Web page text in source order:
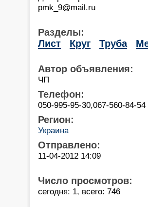
pmk_9@mail.ru
Разделы:
Лист
Круг Труба
Автор объявления:
ЧП
Телефон:
050-995-95-30,067-560-84-54
Регион:
Украина
Отправлено:
11-04-2012 14:09
Число просмотров:
сегодня: 1, всего: 746